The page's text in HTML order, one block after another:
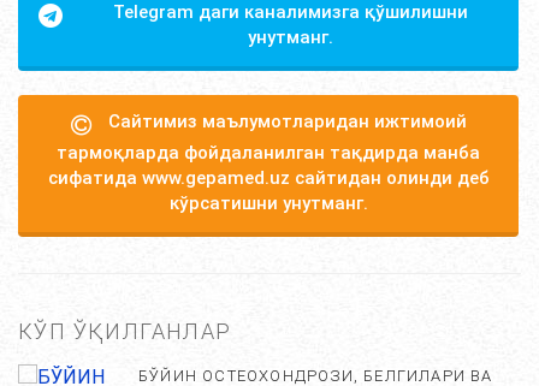
Telegram даги каналимизга қўшилишни
унутманг.
Сайтимиз маълумотларидан ижтимоий
тармоқларда фойдаланилган тақдирда манба
сифатида www.gepamed.uz сайтидан олинди деб
кўрсатишни унутманг.
КЎП ЎҚИЛГАНЛАР
БЎЙИН ОСТЕОХОНДРОЗИ, БЕЛГИЛАРИ ВА